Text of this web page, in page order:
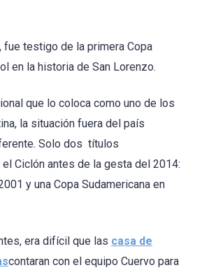
fue testigo de la primera Copa
en la historia de San Lorenzo.
que lo coloca como uno de los
la situación fuera del país
Solo dos títulos
Ciclón antes de la gesta del 2014:
y una Copa Sudamericana en
era difícil que las casa de
contaran con el equipo Cuervo para